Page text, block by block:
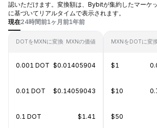
認いただけます。変換額は、Bybitが集約したマーケ
に基づいてリアルタイムで表示されます。
現在24時間前1ヶ月前1年前
DOTをMXNに変換 MXNの価値
0.001 DOT $0.01405904
0.01 DOT $0.14059043
0.1 DOT $1.41
MXNをDOTに変
$1
$10
$50